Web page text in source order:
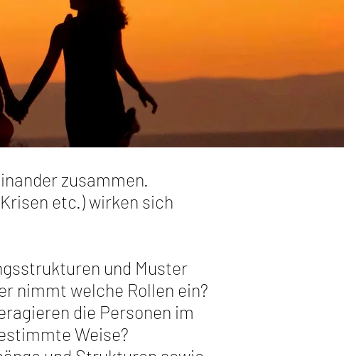
zusammen.
etc.) wirken sich
und Muster
nimmt welche Rollen ein?
die Personen im
Weise?